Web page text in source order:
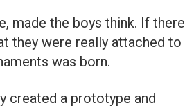
made the boys think. If there
they were really attached to
was born.
created a prototype and